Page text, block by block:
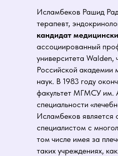
Исламбеков Рашид
терапевт,
кандидат
ассоциированный
университета Walden,
Российской академии
наук. В 1983 году
факультет МГМСУ им.
специальности
Исламбеков является
специалистом с
том числе имея за
таких учреждениях,